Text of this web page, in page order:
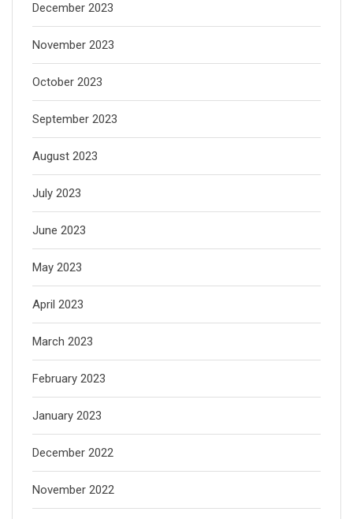
December 2023
November 2023
October 2023
September 2023
August 2023
July 2023
June 2023
May 2023
April 2023
March 2023
February 2023
January 2023
December 2022
November 2022